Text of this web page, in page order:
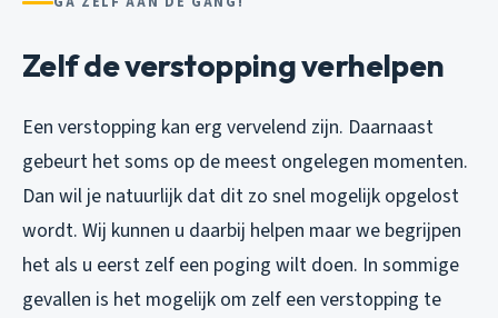
Zelf de verstopping verhelpen
Een verstopping kan erg vervelend zijn. Daarnaast
gebeurt het soms op de meest ongelegen momenten.
Dan wil je natuurlijk dat dit zo snel mogelijk opgelost
wordt. Wij kunnen u daarbij helpen maar we begrijpen
het als u eerst zelf een poging wilt doen. In sommige
gevallen is het mogelijk om zelf een verstopping te